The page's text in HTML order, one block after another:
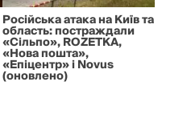
Російська атака на Київ та
область: постраждали
«Сільпо», ROZETKA,
«Нова пошта»,
«Епіцентр» і Novus
(оновлено)